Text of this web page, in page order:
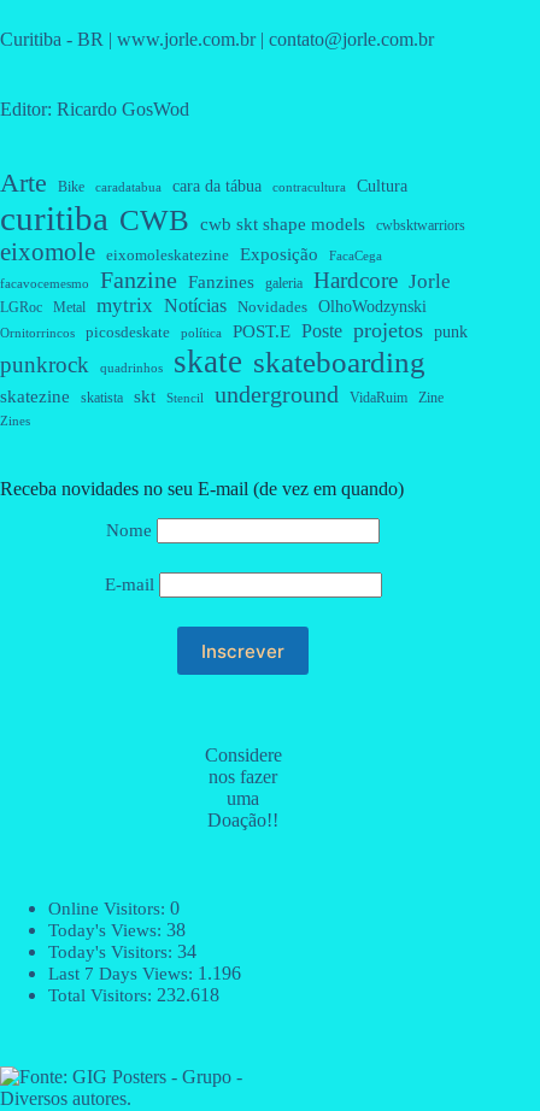
Curitiba - BR | www.jorle.com.br | contato@jorle.com.br
Editor: Ricardo GosWod
Arte Bike caradatabua cara da tábua contracultura Cultura
curitiba CWB cwb skt shape models cwbsktwarriors
eixomole eixomoleskatezine Exposição FacaCega
facavocemesmo Fanzine Fanzines galeria Hardcore Jorle
LGRoc Metal mytrix Notícias Novidades OlhoWodzynski
Ornitorrincos picosdeskate política POST.E Poste projetos punk
punkrock quadrinhos skate skateboarding
skatezine skatista skt Stencil underground VidaRuim Zine
Zines
Receba novidades no seu E-mail (de vez em quando)
Nome
E-mail
Considere
nos fazer
uma
Doação!!
Online Visitors: 0
Today's Views: 38
Today's Visitors: 34
Last 7 Days Views: 1.196
Total Visitors: 232.618